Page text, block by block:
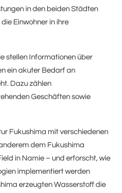
in den beiden Städten
Einwohner in ihre
stellen Informationen über
ein akuter Bedarf an
Dazu zählen
Geschäften sowie
Fukushima mit verschiedenen
dem Fukushima
in Namie – und erforscht, wie
implementiert werden
erzeugten Wasserstoff die